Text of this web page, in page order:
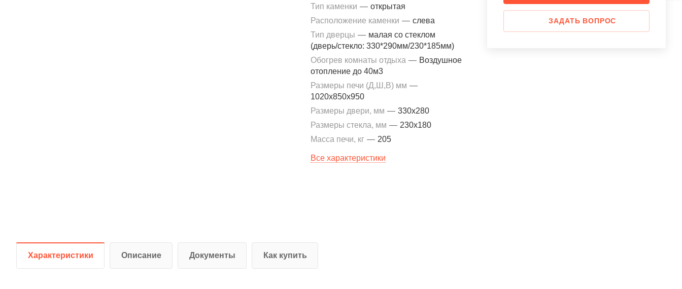
ЗАДАТЬ ВОПРОС
Тип каменки — открытая
Расположение каменки — слева
Тип дверцы — малая со стеклом
(дверь/стекло: 330*290мм/230*185мм)
Обогрев комнаты отдыха — Воздушное
отопление до 40м3
Размеры печи (Д,Ш,В) мм —
1020x850x950
Размеры двери, мм — 330x280
Размеры стекла, мм — 230x180
Масса печи, кг — 205
Все характеристики
Характеристики Описание Документы Как купить